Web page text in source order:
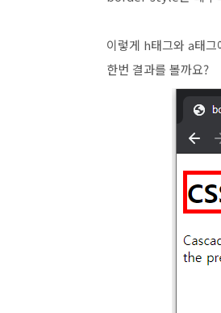
이렇게 h태그와 a태
한번 결과를 볼까요?